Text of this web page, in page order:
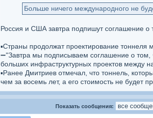
Больше ничего международного не
Россия и США завтра подпишут соглашение
▪️Страны продолжат проектирование
➖"Завтра мы подписываем соглашение о
больших инфраструктурных проектов между
▪️Ранее Дмитриев отмечал, что тоннель,
чем за восемь лет, а его стоимость не будет
Показать сообщения: